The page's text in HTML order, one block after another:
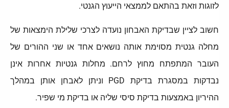
לזוגות וזאת בהתאם לממצאי הייעוץ הגנטי.
חשוב לציין שבדיקת האבחון נועדה לצרכי שלילת הימצאות של
מחלה גנטית מסוימת אותה נושאים אחד או שני ההורים של
העובר המתפתח מחוץ לרחם. מחלות גנטיות אחרות אינן
נבדקות במסגרת בדיקת PGD וניתן לאבחן אותן במהלך
ההיריון באמצעות בדיקת סיסי שליה או בדיקת מי שפיר.